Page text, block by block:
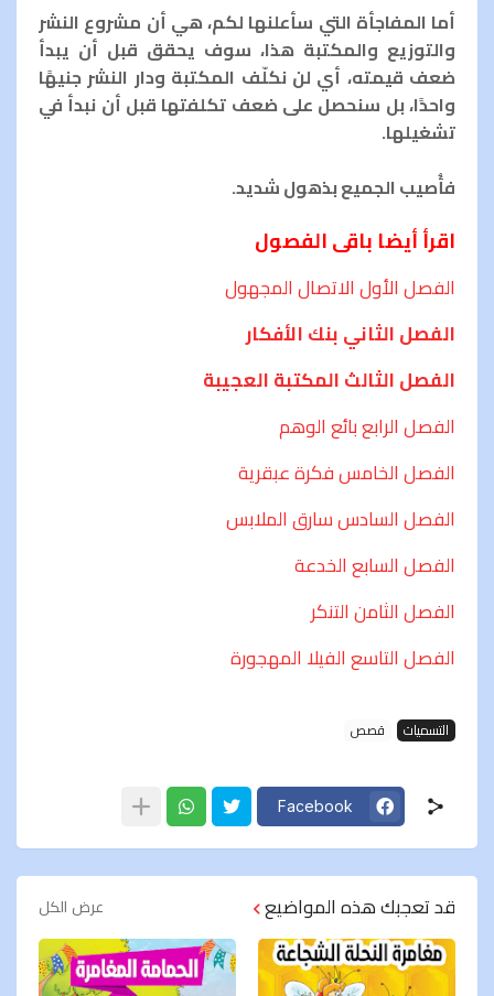
أما المفاجأة التي سأعلنها لكم، هي أن مشروع النشر
والتوزيع والمكتبة هذا، سوف يحقق قبل أن يبدأ
ضعف قيمته، أي لن نكلّف المكتبة ودار النشر جنيهًا
واحدًا، بل سنحصل على ضعف تكلفتها قبل أن نبدأ في
تشغيلها.
فأُصيب الجميع بذهول شديد.
اقرأ أيضا باقى الفصول
الفصل الأول الاتصال المجهول
الفصل الثاني بنك الأفكار
الفصل الثالث المكتبة العجيبة
الفصل الرابع بائع الوهم
الفصل الخامس فكرة عبقرية
الفصل السادس سارق الملابس
الفصل السابع الخدعة
الفصل الثامن التنكر
الفصل التاسع الفيلا المهجورة
التسميات قصص
Facebook
قد تعجبك هذه المواضيع عرض الكل